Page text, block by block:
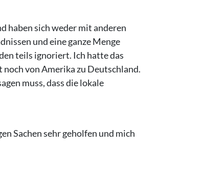
haben sich weder mit anderen
und eine ganze Menge
teils ignoriert. Ich hatte das
von Amerika zu Deutschland.
muss, dass die lokale
Sachen sehr geholfen und mich